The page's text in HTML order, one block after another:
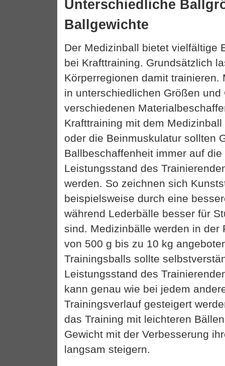
Unterschiedliche
Ballgewichte
Der Medizinball bietet vielfältige
bei Krafttraining. Grundsätzlich
Körperregionen damit trainieren.
in unterschiedlichen Größen
verschiedenen
Krafttraining mit dem
oder die Beinmuskulatur sollten
Ballbeschaffenheit immer auf
Leistungsstand des
werden. So zeichnen sich
beispielsweise durch eine
während Lederbälle besser für
sind. Medizinbälle werden in der
von 500 g bis zu 10 kg
Trainingsballs sollte
Leistungsstand des
kann genau wie bei jedem
Trainingsverlauf gesteigert
das Training mit leichteren
Gewicht mit der Verbesserung
langsam steigern.